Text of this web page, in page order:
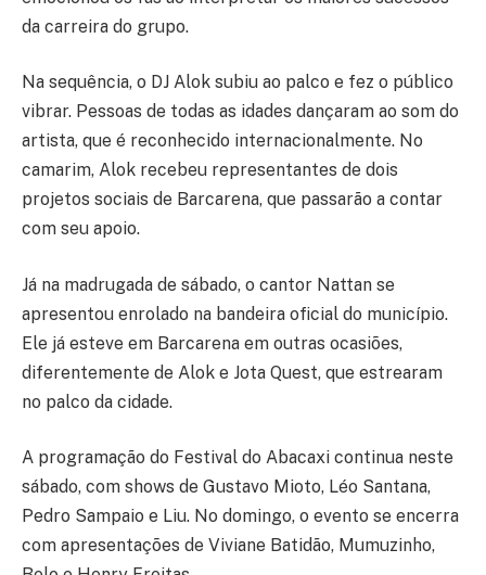
da carreira do grupo.
Na sequência, o DJ Alok subiu ao palco e fez o público
vibrar. Pessoas de todas as idades dançaram ao som do
artista, que é reconhecido internacionalmente. No
camarim, Alok recebeu representantes de dois
projetos sociais de Barcarena, que passarão a contar
com seu apoio.
Já na madrugada de sábado, o cantor Nattan se
apresentou enrolado na bandeira oficial do município.
Ele já esteve em Barcarena em outras ocasiões,
diferentemente de Alok e Jota Quest, que estrearam
no palco da cidade.
A programação do Festival do Abacaxi continua neste
sábado, com shows de Gustavo Mioto, Léo Santana,
Pedro Sampaio e Liu. No domingo, o evento se encerra
com apresentações de Viviane Batidão, Mumuzinho,